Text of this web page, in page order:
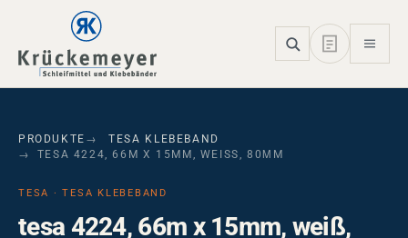
Skip to main navigation
Skip to main content
Skip to page footer
PRODUKTE
TESA KLEBEBAND
TESA 4224, 66M X 15MM, WEISS, 80ΜM
TESA · TESA KLEBEBAND
tesa 4224, 66m x 15mm, weiß,